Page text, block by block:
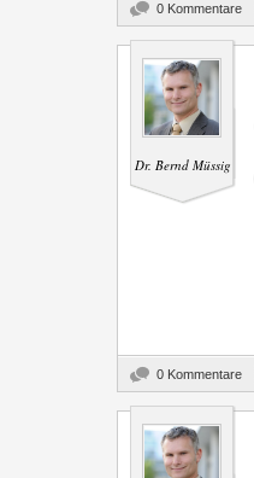
0 Kommentare
Dr. Bernd Müssig
0 Kommentare